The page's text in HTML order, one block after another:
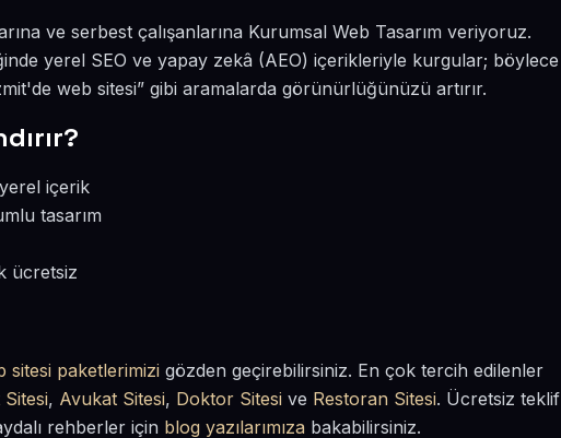
ve serbest çalışanlarına Kurumsal Web Tasarım veriyoruz.
yerel SEO ve yapay zekâ (AEO) içerikleriyle kurgular; böylece
web sitesi” gibi aramalarda görünürlüğünüzü artırır.
içerik
tasarım
ücretsiz
sitesi paketlerimizi gözden geçirebilirsiniz. En çok tercih edilenler
, Avukat Sitesi, Doktor Sitesi ve Restoran Sitesi. Ücretsiz teklif
rehberler için blog yazılarımıza bakabilirsiniz.